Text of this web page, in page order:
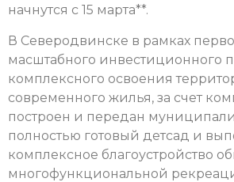
начнутся с 15 марта**.
В Северодвинске в рамках
масштабного инвестиционного
комплексного освоения
современного жилья, за счет
построен и передан
полностью готовый детсад и
комплексное благоустройство
многофункциональной